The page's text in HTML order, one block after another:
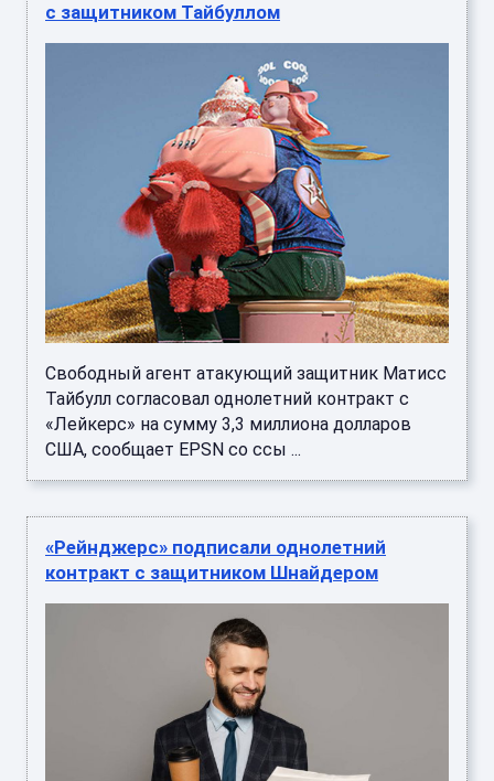
с защитником Тайбуллом
Свободный агент атакующий защитник Матисс
Тайбулл согласовал однолетний контракт с
«Лейкерс» на сумму 3,3 миллиона долларов
США, сообщает EPSN со ссы ...
«Рейнджерс» подписали однолетний
контракт с защитником Шнайдером